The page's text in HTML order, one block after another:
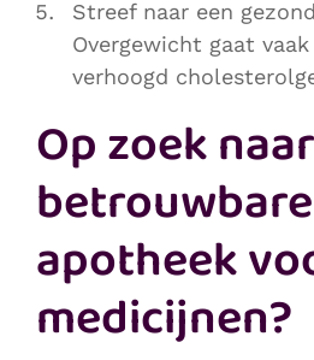
Streef naar een
Overgewicht gaat
verhoogd
Op zoek
betrouwbare
apotheek
medicijnen?